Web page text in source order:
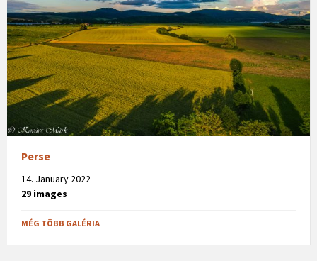
Perse
14. January 2022
29 images
MÉG TÖBB GALÉRIA